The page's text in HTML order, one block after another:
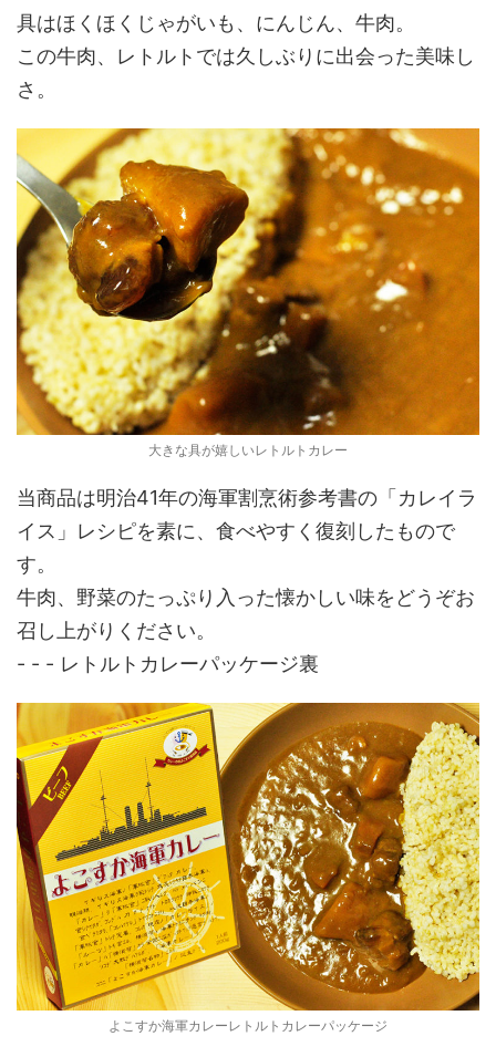
具はほくほくじゃがいも、にんじん、牛肉。
この牛肉、レトルトでは久しぶりに出会った美味し
さ。
大きな具が嬉しいレトルトカレー
当商品は明治41年の海軍割烹術参考書の「カレイラ
イス」レシピを素に、食べやすく復刻したもので
す。
牛肉、野菜のたっぷり入った懐かしい味をどうぞお
召し上がりください。
- - - レトルトカレーパッケージ裏
よこすか海軍カレーレトルトカレーパッケージ